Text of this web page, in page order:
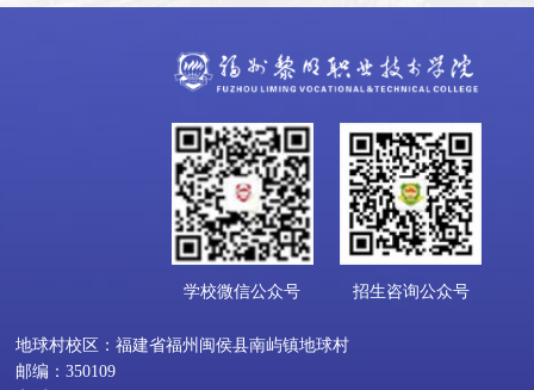
学校微信公众号 招生咨询公众号
地球村校区：福建省福州闽侯县南屿镇地球村
邮编：350109